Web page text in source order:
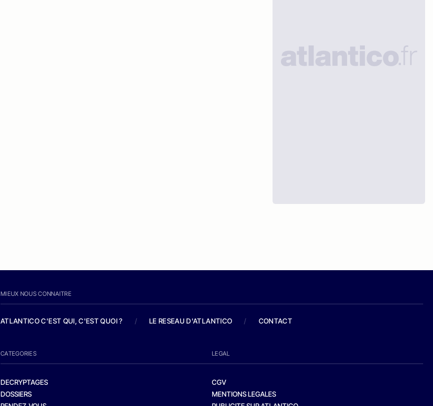
MIEUX NOUS CONNAITRE
ATLANTICO C'EST QUI, C'EST QUOI ? / LE RESEAU D'ATLANTICO / CONTACT
CATEGORIES
DECRYPTAGES
DOSSIERS
LEGAL
CGV
MENTIONS LEGALES